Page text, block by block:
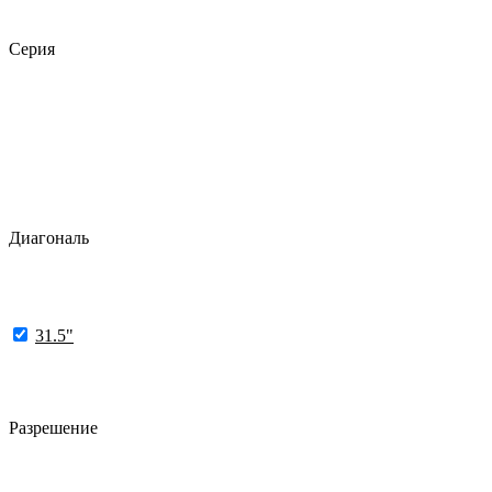
Серия
Диагональ
31.5"
Разрешение